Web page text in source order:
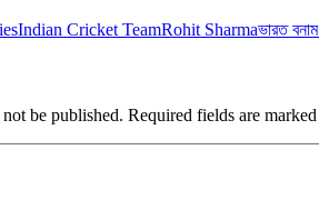
Indian Cricket TeamRohit Sharmaভারত
be published. Required fields are marked